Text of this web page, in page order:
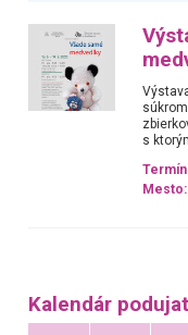
s
Mesto:
Kalendár